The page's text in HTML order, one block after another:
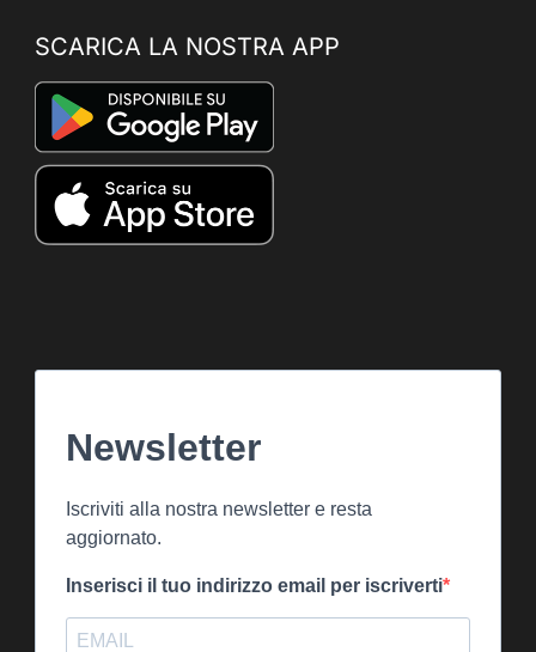
SCARICA LA NOSTRA APP
Newsletter
Iscriviti alla nostra newsletter e resta
aggiornato.
Inserisci il tuo indirizzo email per iscriverti